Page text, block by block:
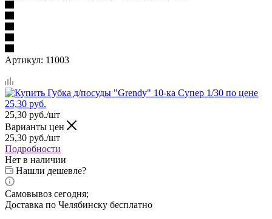
Артикул: 11003
25,30 руб./шт
Варианты цен
25,30 руб./шт
Подробности
Нет в наличии
Нашли дешевле?
Самовывоз сегодня;
Доставка по Челябинску бесплатно